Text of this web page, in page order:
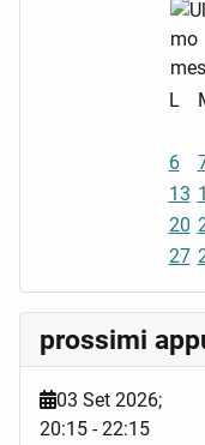
L
6
13
20
27
prossimi
03 Set 2026;
20:15 -22:15